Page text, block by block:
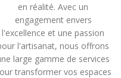
en réalité. Avec un
engagement envers
l'excellence et une passion
l'artisanat, nous offrons
large gamme de services
transformer vos espaces